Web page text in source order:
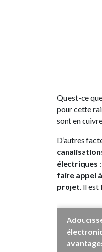
Qu’est-ce
pour cette
sont en
D’autres
électriques
faire appel
projet. Il est